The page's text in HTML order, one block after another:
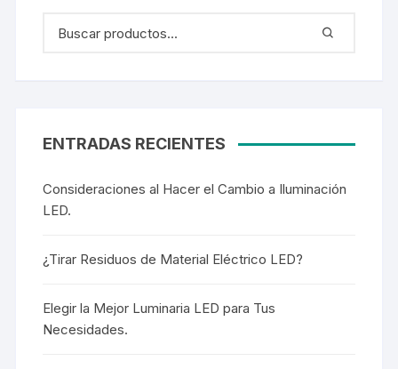
ENTRADAS RECIENTES
Consideraciones al Hacer el Cambio a Iluminación
LED.
¿Tirar Residuos de Material Eléctrico LED?
Elegir la Mejor Luminaria LED para Tus
Necesidades.